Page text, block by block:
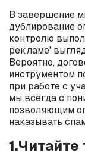
В завершение
дублирование
контролю
рекламе'
Вероятно,
инструментом
при работе с
мы всегда с
позволяющим
наказывать